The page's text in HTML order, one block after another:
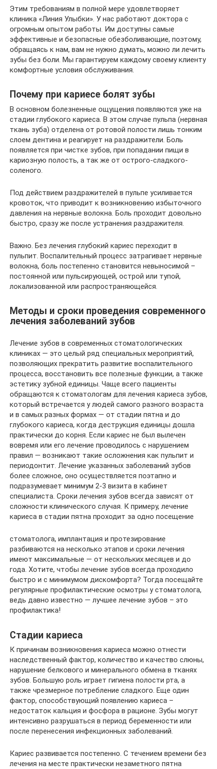
Этим требованиям в полной мере удовлетворяет
клиника «Линия Улыбки». У нас работают доктора с
огромным опытом работы. Им доступны самые
эффективные и безопасные обезболивающие, поэтому,
обращаясь к нам, вам не нужно думать, можно ли лечить
зубы без боли. Мы гарантируем каждому своему клиенту
комфортные условия обслуживания.
Почему при кариесе болят зубы
В основном болезненные ощущения появляются уже на
стадии глубокого кариеса. В этом случае пульпа (нервная
ткань зуба) отделена от ротовой полости лишь тонким
слоем дентина и реагирует на раздражители. Боль
появляется при чистке зубов, при попадании пищи в
кариозную полость, а так же от острого-сладкого-
соленого.
Под действием раздражителей в пульпе усиливается
кровоток, что приводит к возникновению избыточного
давления на нервные волокна. Боль проходит довольно
быстро, сразу же после устранения раздражителя.
Важно. Без лечения глубокий кариес переходит в
пульпит. Воспалительный процесс затрагивает нервные
волокна, боль постепенно становится невыносимой –
постоянной или пульсирующей, острой или тупой,
локализованной или распространяющейся.
Методы и сроки проведения современного
лечения заболеваний зубов
Лечение зубов в современных стоматологических
клиниках — это целый ряд специальных мероприятий,
позволяющих прекратить развитие воспалительного
процесса, восстановить все полезные функции, а также
эстетику зубной единицы. Чаще всего пациенты
обращаются к стоматологам для лечения кариеса зубов,
который встречается у людей самого разного возраста
и в самых разных формах — от стадии пятна и до
глубокого кариеса, когда деструкция единицы дошла
практически до корня. Если кариес не был вылечен
вовремя или его лечение проводилось с нарушением
правил — возникают такие осложнения как пульпит и
периодонтит. Лечение указанных заболеваний зубов
более сложное, оно осуществляется поэтапно и
подразумевает минимум 2-3 визита в кабинет
специалиста. Сроки лечения зубов всегда зависят от
сложности клинического случая. К примеру, лечение
кариеса в стадии пятна проходит за одно посещение
стоматолога, имплантация и протезирование
разбиваются на несколько этапов и сроки лечения
имеют максимальные — от нескольких месяцев и до
года. Хотите, чтобы лечение зубов всегда проходило
быстро и с минимумом дискомфорта? Тогда посещайте
регулярные профилактические осмотры у стоматолога,
ведь давно известно — лучшее лечение зубов – это
профилактика!
Стадии кариеса
К причинам возникновения кариеса можно отнести
наследственный фактор, количество и качество слюны,
нарушение белкового и минерального обмена в тканях
зубов. Большую роль играет гигиена полости рта, а
также чрезмерное потребление сладкого. Еще один
фактор, способствующий появлению кариеса –
недостаток кальция и фосфора в рационе. Зубы могут
интенсивно разрушаться в период беременности или
после перенесения инфекционных заболеваний.
Кариес развивается постепенно. С течением времени без
лечения на месте практически незаметного пятна